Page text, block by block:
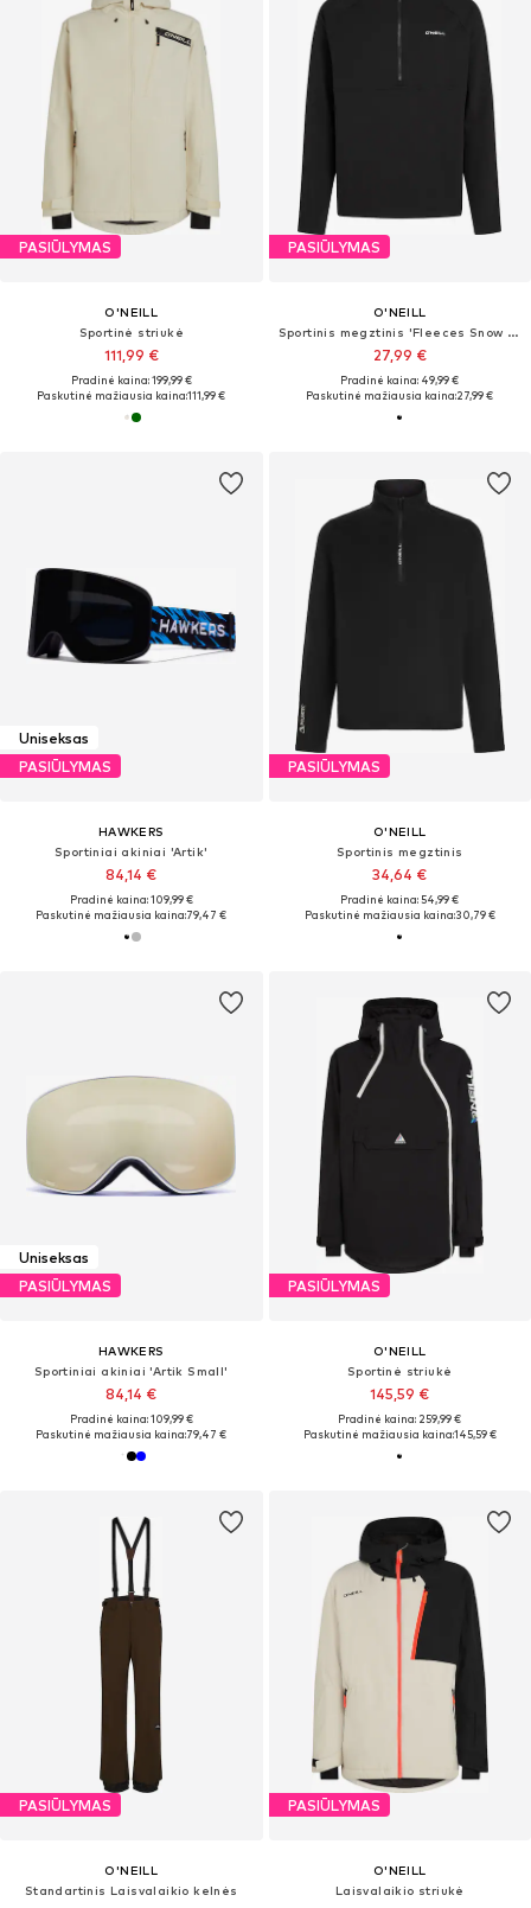
PASIŪLYMAS
O'NEILL
Sportinė striukė
111,99 €
Pradinė kaina: 199,99 €
Paskutinė mažiausia kaina:111,99 €
PASIŪLYMAS
O'NEILL
Sportinis megztinis 'Fleeces Snow - Fwc'cruz'
27,99 €
Pradinė kaina: 49,99 €
Paskutinė mažiausia kaina:27,99 €
Uniseksas
PASIŪLYMAS
HAWKERS
Sportiniai akiniai 'Artik'
84,14 €
Pradinė kaina: 109,99 €
Paskutinė mažiausia kaina:79,47 €
PASIŪLYMAS
O'NEILL
Sportinis megztinis
34,64 €
Pradinė kaina: 54,99 €
Paskutinė mažiausia kaina:30,79 €
Uniseksas
PASIŪLYMAS
HAWKERS
Sportiniai akiniai 'Artik Small'
84,14 €
Pradinė kaina: 109,99 €
Paskutinė mažiausia kaina:79,47 €
PASIŪLYMAS
O'NEILL
Sportinė striukė
145,59 €
Pradinė kaina: 259,99 €
Paskutinė mažiausia kaina:145,59 €
PASIŪLYMAS
O'NEILL
Standartinis Laisvalaikio kelnės
PASIŪLYMAS
O'NEILL
Laisvalaikio striukė